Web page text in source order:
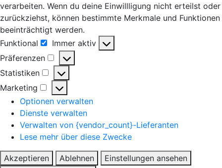
verarbeiten. Wenn du deine Einwillligung nicht erteilst oder
zurückziehst, können bestimmte Merkmale und Funktionen
beeinträchtigt werden.
Funktional
Funktional
Immer aktiv
Präferenzen
Präferenzen
Statistiken
Statistiken
Marketing
Marketing
Optionen verwalten
Dienste verwalten
Verwalten von {vendor_count}-Lieferanten
Lese mehr über diese Zwecke
Akzeptieren Ablehnen
Einstellungen ansehen